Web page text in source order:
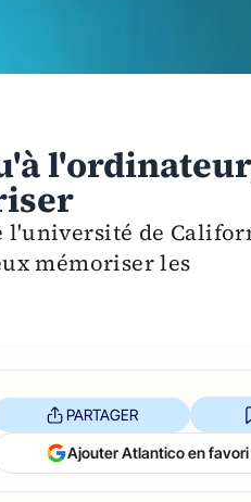
l'université de
mémoriser les
PARTAGER
Ajouter Atlantico en favori